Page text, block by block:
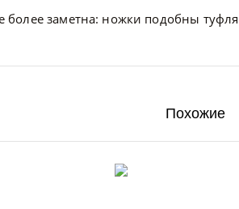
заметна: ножки подобны
Похожие